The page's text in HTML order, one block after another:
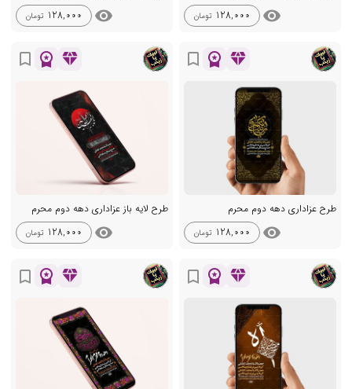
visibility
128,000 تومان visibility
128,000 تومان
diamond
workspace_premium
bookmark_border
طرح عزاداری دهه دوم محرم
visibility
128,000 تومان
diamond
workspace_premium
bookmark_border
طرح لایه باز عزاداری دهه دوم محرم
visibility
128,000 تومان
diamond
workspace_premium
bookmark_border
diamond
workspace_premium
bookmark_border